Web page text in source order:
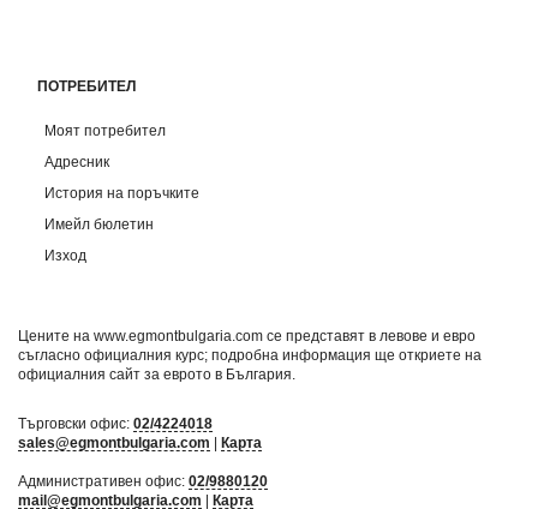
ПОТРЕБИТЕЛ
Моят потребител
Адресник
История на поръчките
Имейл бюлетин
Изход
Цените на www.egmontbulgaria.com се представят в левове и евро
съгласно официалния курс; подробна информация ще откриете на
официалния сайт за еврото в България
Търговски офис: 02/4224018
sales@egmontbulgaria.com | Карта
Административен офис: 02/9880120
mail@egmontbulgaria.com | Карта